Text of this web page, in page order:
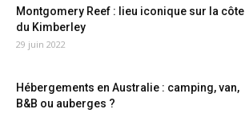
Montgomery Reef : lieu iconique sur la côte
du Kimberley
29 juin 2022
Hébergements en Australie : camping, van,
B&B ou auberges ?